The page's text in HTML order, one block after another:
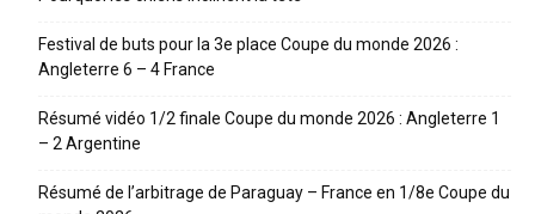
Festival de buts pour la 3e place Coupe du monde 2026 :
Angleterre 6 – 4 France
Résumé vidéo 1/2 finale Coupe du monde 2026 : Angleterre 1
– 2 Argentine
Résumé de l’arbitrage de Paraguay – France en 1/8e Coupe du